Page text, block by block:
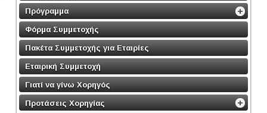
Πρόγραμμα
Φόρμα Συμμετοχής
Πακέτα Συμμετοχής για Εταιρίες
Εταιρική Συμμετοχή
Γιατί να γίνω Χορηγός
Προτάσεις Χορηγίας